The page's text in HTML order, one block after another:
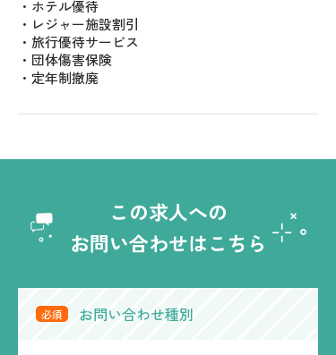
・ホテル優待
・レジャー施設割引
・旅行優待サービス
・団体傷害保険
・定年制撤廃
この求人への
お問い合わせはこちら
必須 お問い合わせ種別